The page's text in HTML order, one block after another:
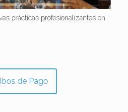
prácticas profesionalizantes en
de Pago